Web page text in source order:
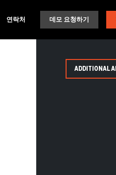
연락처 데모 요청하기
ADDITIONAL